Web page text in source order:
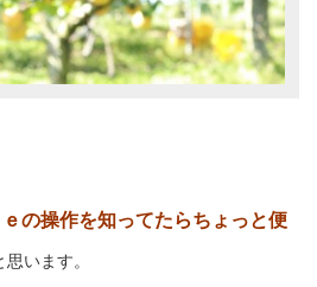
ｅの操作を知ってたらちょっと便
います。